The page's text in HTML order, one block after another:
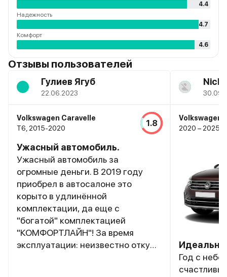
4.4
Надежность
4.7
Комфорт
4.6
Отзывы пользователей
Гулиев Ягуб
22.06.2023
Volkswagen Caravelle
T6, 2015-2020
1.8
Ужасный автомобиль.
Ужасный автомобиль за
огромные деньги. В 2019 году
приобрел в автосалоне это
корыто в удлинённой
комплектации, да еще с
"богатой" комплектацией
"КОМФОРТЛАЙН"! За время
эксплуатации: неизвестно откуда
Volkswagen
2020 – 2025,
Год с